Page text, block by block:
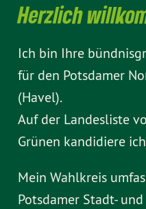
Herzlich
Ich bin Ihre
für den Potsdamer
(Havel).
Auf der Landesliste
Grünen kandidiere
Mein Wahlkreis
Potsdamer Stadt-